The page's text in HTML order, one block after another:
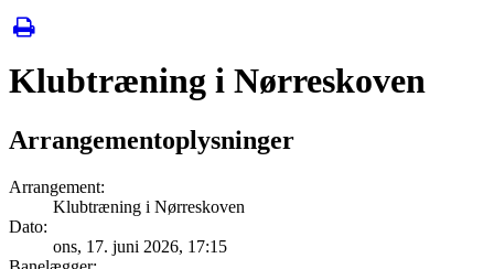
Klubtræning i Nørreskoven
Arrangementoplysninger
Arrangement:
Klubtræning i Nørreskoven
Dato:
ons, 17. juni 2026, 17:15